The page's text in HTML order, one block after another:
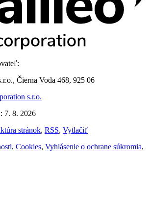
Čierna Voda 468, 925 06
s.r.o.
7. 8. 2026
stránok, RSS, Vytlačiť
, Cookies, Vyhlásenie o ochrane súkromia,